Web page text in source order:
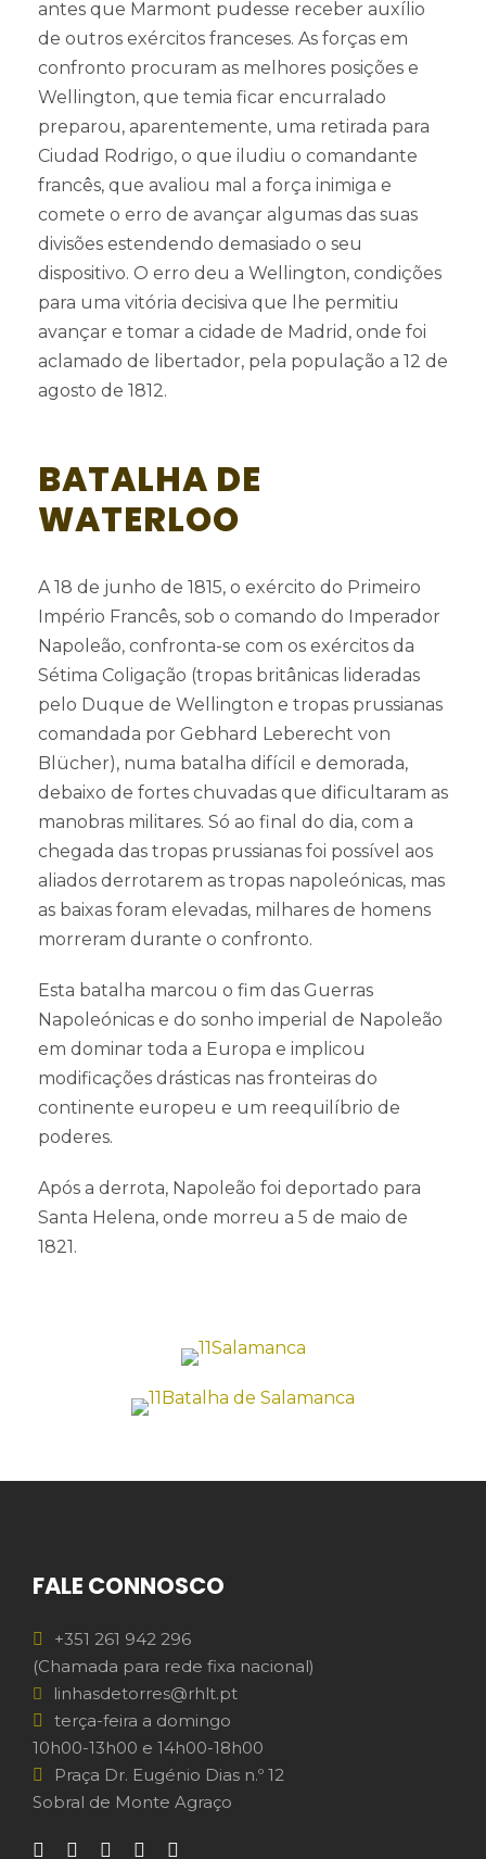
antes que Marmont pudesse receber auxílio
de outros exércitos franceses. As forças em
confronto procuram as melhores posições e
Wellington, que temia ficar encurralado
preparou, aparentemente, uma retirada para
Ciudad Rodrigo, o que iludiu o comandante
francês, que avaliou mal a força inimiga e
comete o erro de avançar algumas das suas
divisões estendendo demasiado o seu
dispositivo. O erro deu a Wellington, condições
para uma vitória decisiva que lhe permitiu
avançar e tomar a cidade de Madrid, onde foi
aclamado de libertador, pela população a 12 de
agosto de 1812.
BATALHA DE
WATERLOO
A 18 de junho de 1815, o exército do Primeiro
Império Francês, sob o comando do Imperador
Napoleão, confronta-se com os exércitos da
Sétima Coligação (tropas britânicas lideradas
pelo Duque de Wellington e tropas prussianas
comandada por Gebhard Leberecht von
Blücher), numa batalha difícil e demorada,
debaixo de fortes chuvadas que dificultaram as
manobras militares. Só ao final do dia, com a
chegada das tropas prussianas foi possível aos
aliados derrotarem as tropas napoleónicas, mas
as baixas foram elevadas, milhares de homens
morreram durante o confronto.
Esta batalha marcou o fim das Guerras
Napoleónicas e do sonho imperial de Napoleão
em dominar toda a Europa e implicou
modificações drásticas nas fronteiras do
continente europeu e um reequilíbrio de
poderes.
Após a derrota, Napoleão foi deportado para
Santa Helena, onde morreu a 5 de maio de
1821.
FALE CONNOSCO
+351 261 942 296
(Chamada para rede fixa nacional)
linhasdetorres@rhlt.pt
terça-feira a domingo
10h00-13h00 e 14h00-18h00
Praça Dr. Eugénio Dias n.º 12
Sobral de Monte Agraço